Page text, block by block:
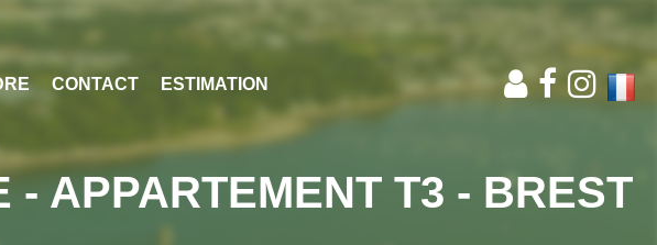
CONTACT ESTIMATION
APPARTEMENT T3 - BREST